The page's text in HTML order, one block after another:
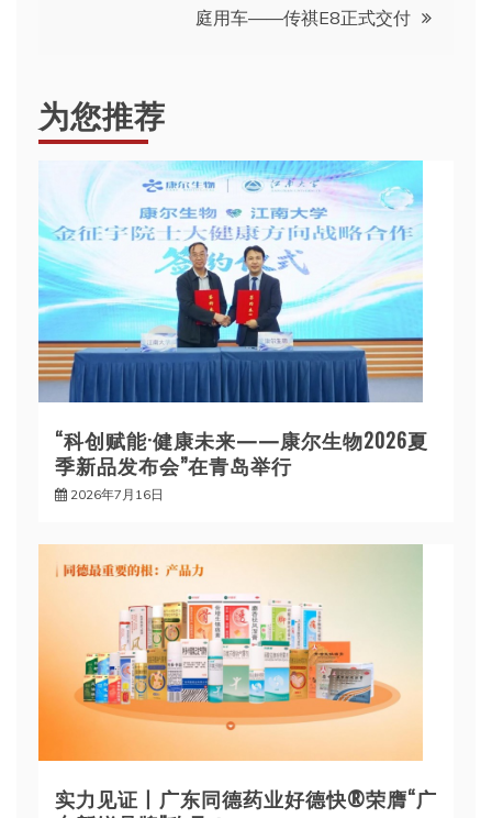
庭用车——传祺E8正式交付
为您推荐
“科创赋能·健康未来——康尔生物2026夏
季新品发布会”在青岛举行
2026年7月16日
实力见证丨广东同德药业好德快®荣膺“广